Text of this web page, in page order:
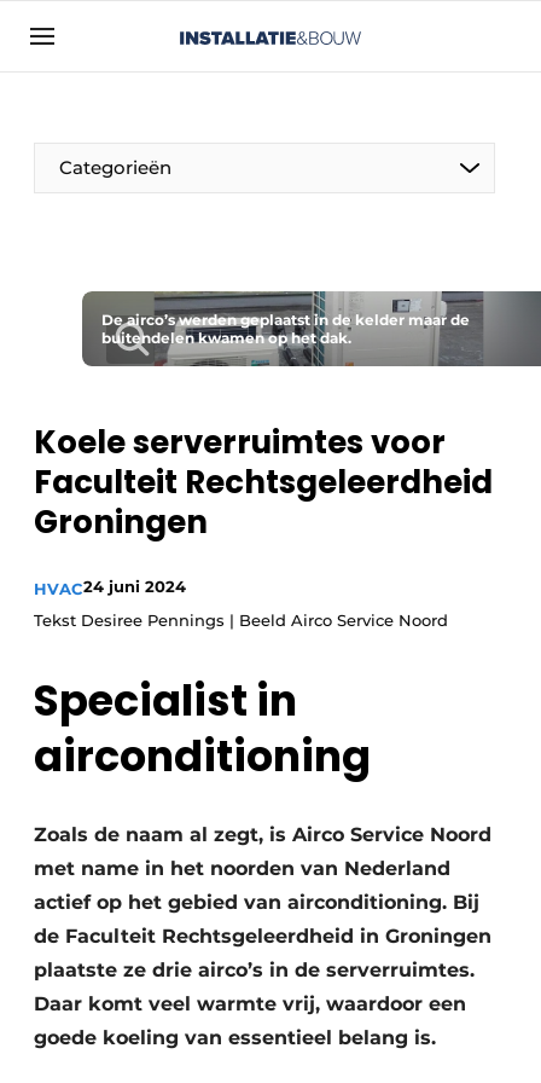
Aanmelden
Bedrijven
Contact
Installatie & Bouw | Platform over
installatietechniek, klimaatbeheersing en
Nieuwsbrief
Podcasts
Privacy / Cookie statement
Vacature aanmelden
Vacatures
Categorieën
De airco’s werden geplaatst in de kelder maar de
buitendelen kwamen op het dak.
Koele serverruimtes voor
Faculteit Rechtsgeleerdheid
Groningen
HVAC24 juni 2024
Tekst Desiree Pennings | Beeld Airco Service Noord
Specialist in
airconditioning
Zoals de naam al zegt, is Airco Service Noord
met name in het noorden van Nederland
actief op het gebied van airconditioning. Bij
de Faculteit Rechtsgeleerdheid in Groningen
plaatste ze drie airco’s in de serverruimtes.
Daar komt veel warmte vrij, waardoor een
goede koeling van essentieel belang is.